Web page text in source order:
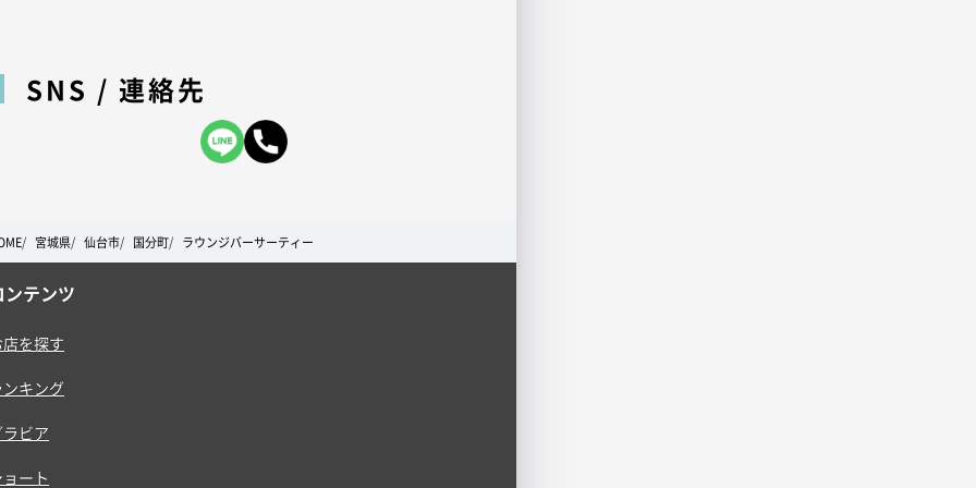
SNS / 連絡先
宮城県 仙台市 国分町 ラウンジバーサーティー
ンテンツ
を探す
キング
ビア
ート